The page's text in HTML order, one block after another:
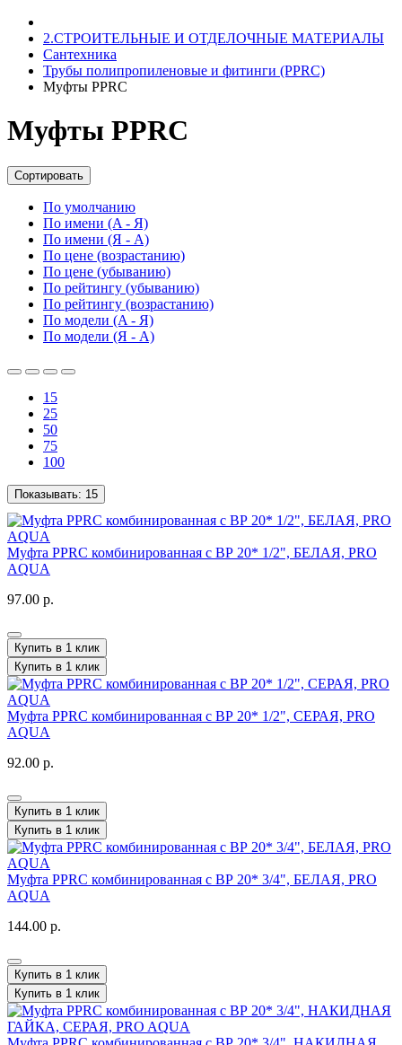
2.СТРОИТЕЛЬНЫЕ И ОТДЕЛОЧНЫЕ МАТЕРИАЛЫ
Сантехника
Трубы полипропиленовые и фитинги (PPRC)
Муфты PPRC
Муфты PPRC
Сортировать
По умолчанию
По имени (A - Я)
По имени (Я - A)
По цене (возрастанию)
По цене (убыванию)
По рейтингу (убыванию)
По рейтингу (возрастанию)
По модели (A - Я)
По модели (Я - A)
15
25
50
75
100
Показывать: 15
Муфта PPRC комбинированная с ВР 20* 1/2", БЕЛАЯ, PRO
AQUA
97.00 р.
Купить в 1 клик
Купить в 1 клик
Муфта PPRC комбинированная с ВР 20* 1/2", СЕРАЯ, PRO
AQUA
92.00 р.
Купить в 1 клик
Купить в 1 клик
Муфта PPRC комбинированная с ВР 20* 3/4", БЕЛАЯ, PRO
AQUA
144.00 р.
Купить в 1 клик
Купить в 1 клик